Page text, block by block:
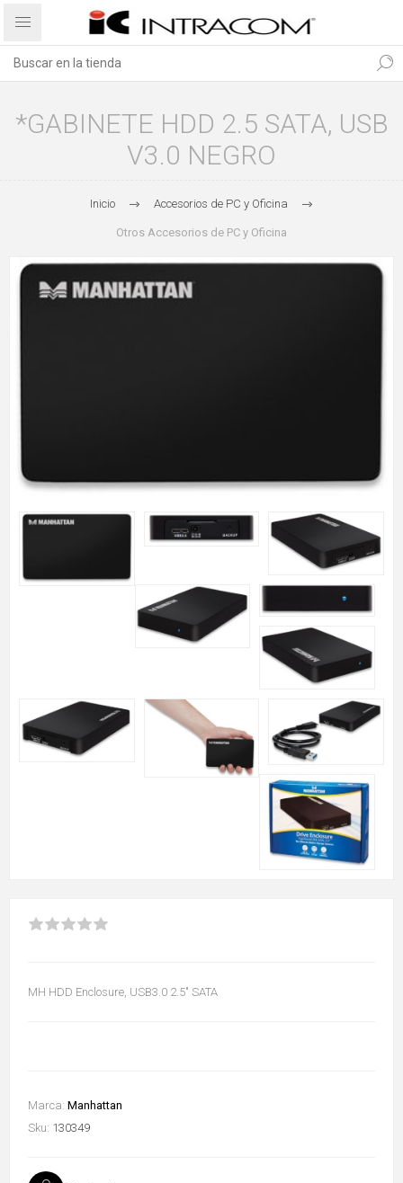
*GABINETE HDD 2.5 SATA, USB
V3.0 NEGRO
Inicio Accesorios de PC y Oficina
Otros Accesorios de PC y Oficina
MH HDD Enclosure, USB3.0 2.5" SATA
Marca: Manhattan
Sku: 130349